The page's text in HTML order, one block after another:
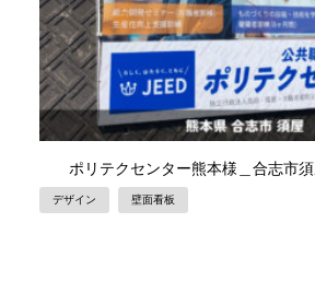
ポリテクセンター熊本様＿合志市
デザイン 壁面看板